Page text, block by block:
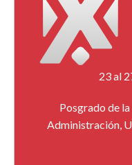
23 al
Posgrado de
Administración,